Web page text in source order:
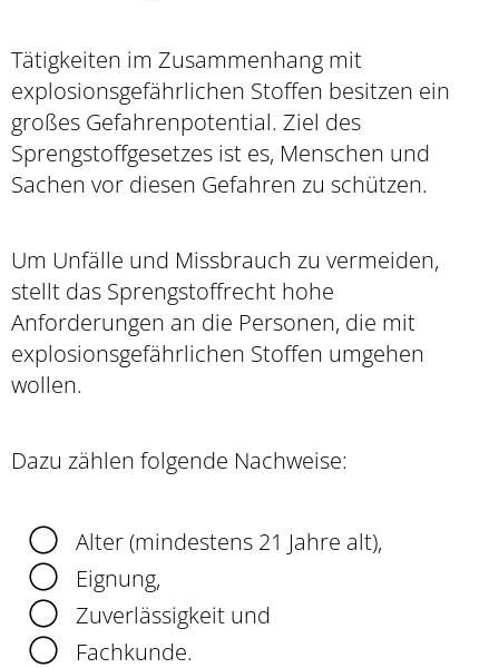
Tätigkeiten im Zusammenhang mit
explosionsgefährlichen Stoffen besitzen ein
großes Gefahrenpotential. Ziel des
Sprengstoffgesetzes ist es, Menschen und
Sachen vor diesen Gefahren zu schützen.
Um Unfälle und Missbrauch zu vermeiden,
stellt das Sprengstoffrecht hohe
Anforderungen an die Personen, die mit
explosionsgefährlichen Stoffen umgehen
wollen.
Dazu zählen folgende Nachweise:
Alter (mindestens 21 Jahre alt),
Eignung,
Zuverlässigkeit und
Fachkunde.